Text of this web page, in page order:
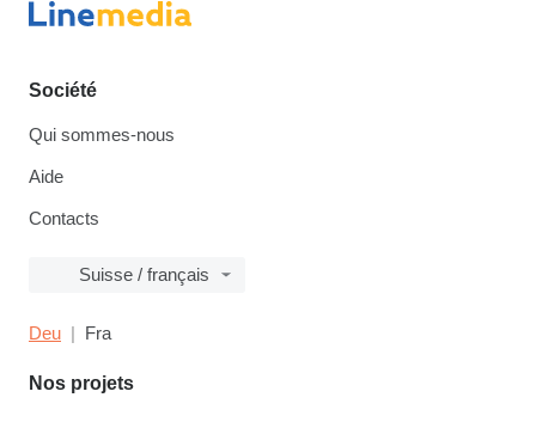
Société
Qui sommes-nous
Aide
Contacts
Suisse / français
Deu Fra
Nos projets